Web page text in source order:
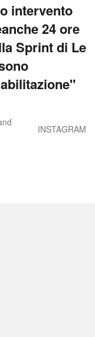
intervento
24 ore
Sprint di Le
INSTAGRAM